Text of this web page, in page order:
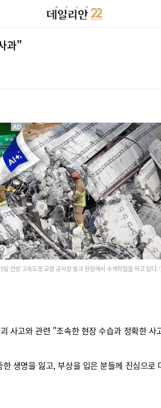
과"
일 안성 고속도로 교량 공사장 붕괴 현장에서 수색작업을 하고 있다
사고와 관련 "조속한 현장 수습과 정확한
생명을 잃고, 부상을 입은 분들께 진심으